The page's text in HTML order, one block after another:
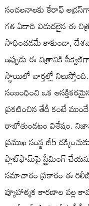
సంచలనాలకు కేరాఫ్
గత ఏడాది విడుదలైన ఈ
సాధించడమే కాకుండా,
ఇప్పుడు ఈ చిత్రానికి
స్థాయిలో వార్తల్లో
సంబంధించి ఒక
ప్రకటించిన తేదీ కంటే
రాబోతుండటం విశేషం.
ప్రముఖ సంస్థ జీ5
ప్లాట్‌ఫామ్‌పై స్ట్రీమింగ్
సమాచారం ప్రకారం ఈ
వ్యూహాత్మక కారణాల వల్ల